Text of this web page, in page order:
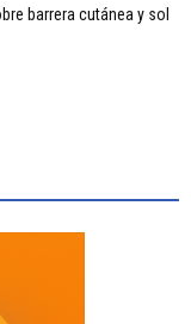
barrera cutánea y sol